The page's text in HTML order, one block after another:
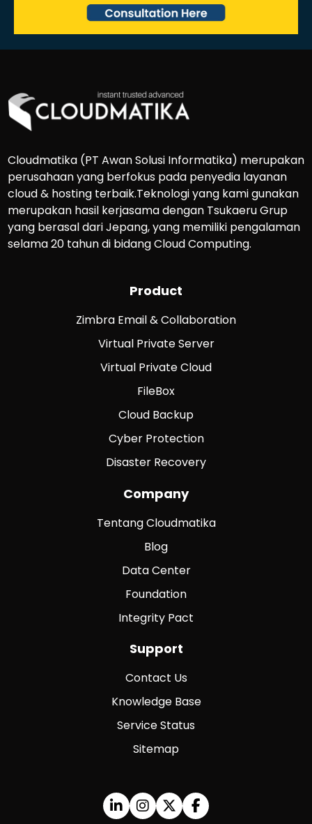
Cloudmatika (PT Awan Solusi Informatika) merupakan
perusahaan yang berfokus pada penyedia layanan
cloud & hosting terbaik.Teknologi yang kami gunakan
merupakan hasil kerjasama dengan Tsukaeru Grup
yang berasal dari Jepang, yang memiliki pengalaman
selama 20 tahun di bidang Cloud Computing.
Product
Zimbra Email & Collaboration
Virtual Private Server
Virtual Private Cloud
FileBox
Cloud Backup
Cyber Protection
Disaster Recovery
Company
Tentang Cloudmatika
Blog
Data Center
Foundation
Integrity Pact
Support
Contact Us
Knowledge Base
Service Status
Sitemap